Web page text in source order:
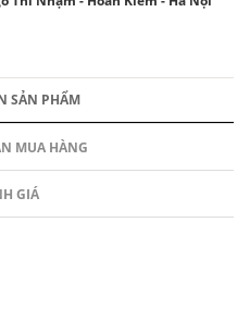
SẢN PHẨM
MUA HÀNG
GIÁ